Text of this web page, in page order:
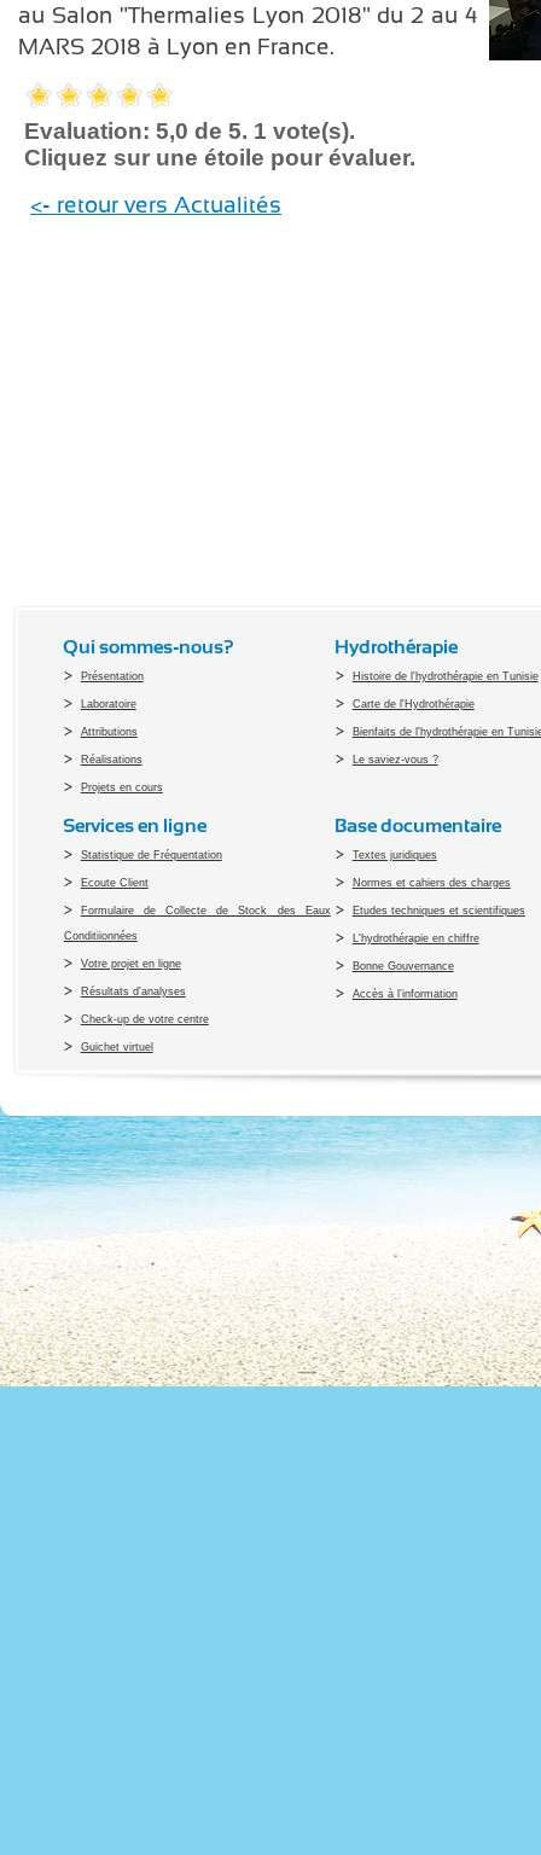
au Salon "Thermalies Lyon 2018" du 2 au 4
MARS 2018 à Lyon en France.
Evaluation: 5,0 de 5. 1 vote(s).
Cliquez sur une étoile pour évaluer.
<- retour vers Actualités
Qui sommes-nous?
Présentation
Laboratoire
Attributions
Réalisations
Projets en cours
Hydrothérapie
Histoire de l'hydrothérapie en Tunisie
Carte de l'Hydrothérapie
Bienfaits de l'hydrothérapie en
Le saviez-vous ?
Services en ligne
Statistique de Fréquentation
Ecoute Client
Formulaire de Collecte de Stock des Eaux
Conditiionnées
Votre projet en ligne
Résultats d'analyses
Check-up de votre centre
Guichet virtuel
Base documentaire
Textes juridiques
Normes et cahiers des charges
Etudes techniques et scientifiques
L'hydrothérapie en chiffre
Bonne Gouvernance
Accès à l’information